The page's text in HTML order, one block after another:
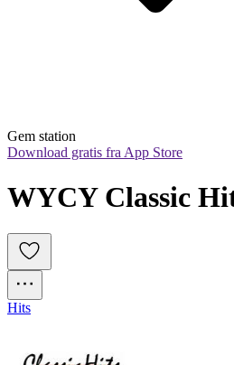
Gem station
Download gratis fra App Store
WYCY Classic
Hits